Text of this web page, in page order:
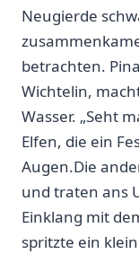
Neugierde
betrachten.
Wichtelin,
Wasser. „Seht
Elfen, die ein
Augen.Die
und ⁣traten ‌ans
Einklang mit
⁣spritzte ⁢ein